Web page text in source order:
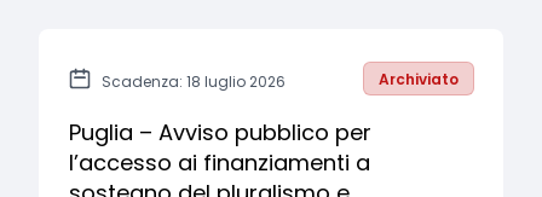
Scadenza: 18 luglio 2026 Archiviato
Puglia – Avviso pubblico per
l’accesso ai finanziamenti a